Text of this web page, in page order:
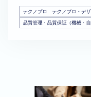
テクノプロ テクノプロ・デ
品質管理・品質保証（機械・自